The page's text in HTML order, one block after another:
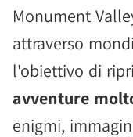
Monument
attraverso
l'obiettivo di
avventure
enigmi,